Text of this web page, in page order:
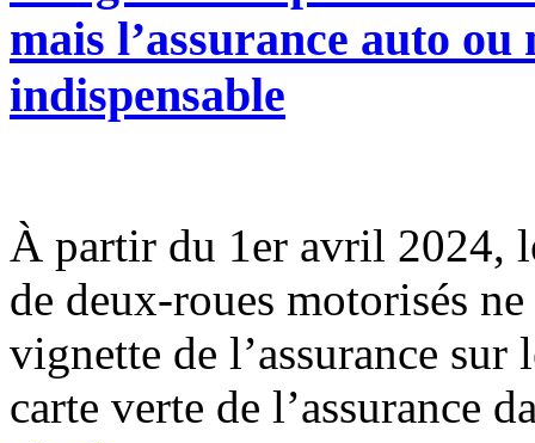
mais l’assurance auto
indispensable
À partir du 1er avril 2024,
de deux-roues motorisés
vignette de l’assurance
carte verte de l’assurance